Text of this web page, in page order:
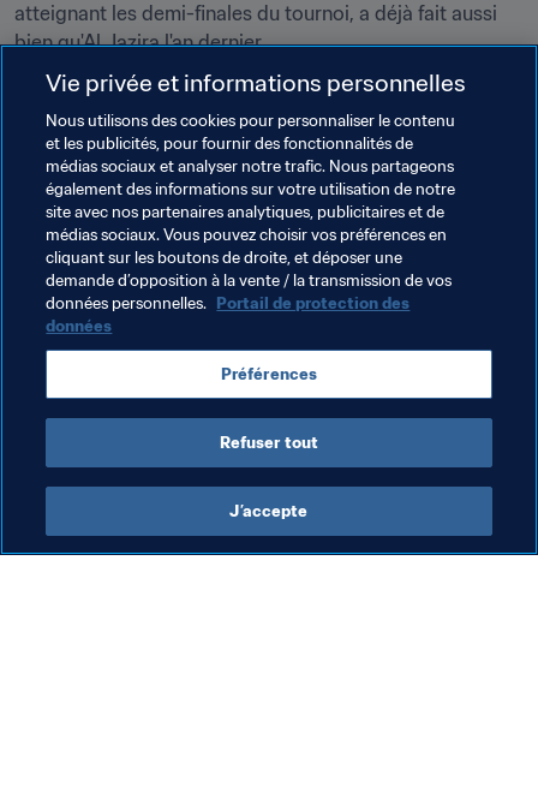
atteignant les demi-finales du tournoi, a déjà fait aussi
bien qu'Al Jazira l'an dernier.
À cette occasion, l'équipe hôte était tombée à l'avant-
dernier obstacle, contre le Real Madrid. "Le plus
important pour nous, c'est de faire honneur aux Émirats
Arabes Unis. Nous nous en sommes bien sortis jusqu'à
présent, mais nous sommes déterminés à aller aussi loin
que possible, car nous estimons que nous n'avons pas
encore atteint notre objectif", conclut-il.
Thèmes en lien
Compétitions FIFA
Vie privée et informations personnelles
Nous utilisons des cookies pour personnaliser le contenu
et les publicités, pour fournir des fonctionnalités de
médias sociaux et analyser notre trafic. Nous partageons
également des informations sur votre utilisation de notre
site avec nos partenaires analytiques, publicitaires et de
médias sociaux. Vous pouvez choisir vos préférences en
cliquant sur les boutons de droite, et déposer une
demande d’opposition à la vente / la transmission de vos
données personnelles. Portail de protection des
données
Préférences
Refuser tout
J’accepte